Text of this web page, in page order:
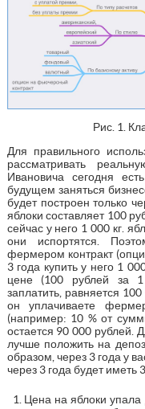
Рис. 1.
Для правильного
рассматривать
Ивановича сегодня
будущем заняться
будет построен только
яблоки составляет 100
сейчас у него 1 000 кг.
они испортятся.
фермером контракт
3 года купить у него 1
цене (100 рублей за 1
заплатить, равняется
он уплачиваете
(например: 10 % от
остается 90 000 рублей.
лучше положить на
образом, через 3 года у
через 3 года будет иметь
Цена на яблоки упала